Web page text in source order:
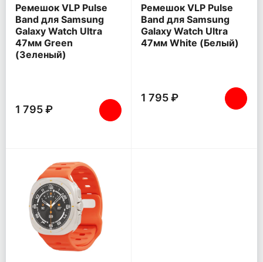
Ремешок VLP Pulse
Band для Samsung
Galaxy Watch Ultra
47мм Green
(Зеленый)
1 795 ₽
Ремешок VLP Pulse
Band для Samsung
Galaxy Watch Ultra
47мм White (Белый)
1 795 ₽